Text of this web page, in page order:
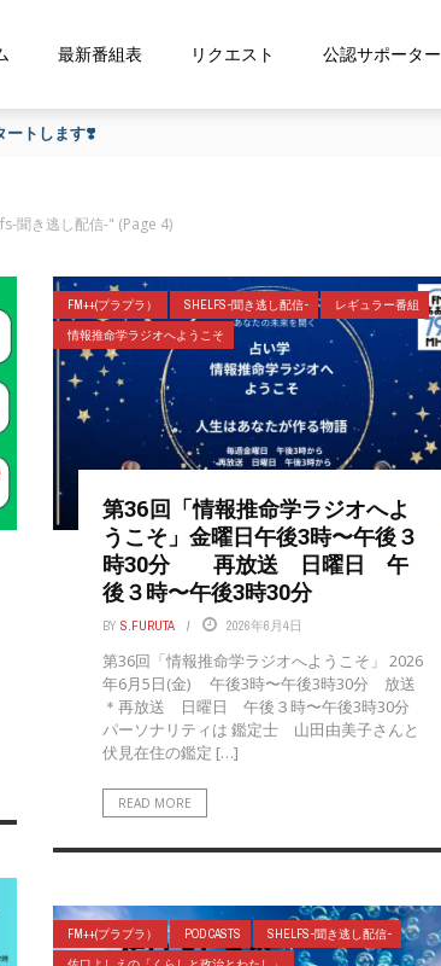
最新番組表 リクエスト 公認サポーター
ートします❣️
聞き逃し配信-" (Page 4)
FM++(プラプラ） SHELFS-聞き逃し配信-
レギュラー番組
情報推命学ラジオへようこそ
第36回「情報推命学ラジオへよ
うこそ」金曜日午後3時〜午後３
時30分 再放送 日曜日 午
後３時〜午後3時30分
BY S.FURUTA 2026年6月4日
第36回「情報推命学ラジオへようこそ」 2026
年6月5日(金) 午後3時〜午後3時30分 放送
＊再放送 日曜日 午後３時〜午後3時30分
パーソナリティは 鑑定士 山田由美子さんと
伏見在住の鑑定 […]
READ MORE
FM++(プラプラ） POD CASTS
SHELFS-聞き逃し配信-